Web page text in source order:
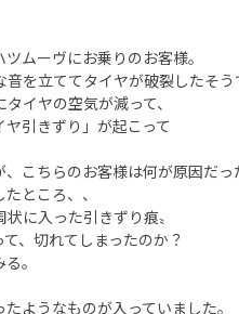
ムーヴにお乗りのお客様。
を立ててタイヤが破裂したそう
イヤの空気が減って、
引きずり」が起こって
こちらのお客様は何が原因だ
ところ、、
に入った引きずり痕〟
、切れてしまったのか？
。
ようなものが入っていました。